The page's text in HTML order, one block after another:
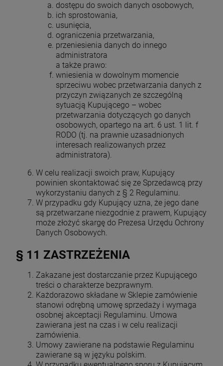
dostępu do swoich danych osobowych,
ich sprostowania,
usunięcia,
ograniczenia przetwarzania,
przeniesienia danych do innego
administratora
a także prawo:
wniesienia w dowolnym momencie
sprzeciwu wobec przetwarzania danych z
przyczyn związanych ze szczególną
sytuacją Kupującego – wobec
przetwarzania dotyczących go danych
osobowych, opartego na art. 6 ust. 1 lit. f
RODO (tj. na prawnie uzasadnionych
interesach realizowanych przez
administratora).
W celu realizacji swoich praw, Kupujący
powinien skontaktować się ze Sprzedawcą przy
wykorzystaniu danych z § 2 Regulaminu.
W przypadku gdy Kupujący uzna, że jego dane
są przetwarzane niezgodnie z prawem, Kupujący
może złożyć skargę do Prezesa Urzędu Ochrony
Danych Osobowych.
§ 11 ZASTRZEŻENIA
Zakazane jest dostarczanie przez Kupującego
treści o charakterze bezprawnym.
Każdorazowo składane w Sklepie zamówienie
stanowi odrębną umowę sprzedaży i wymaga
osobnej akceptacji Regulaminu. Umowa
zawierana jest na czas i w celu realizacji
zamówienia.
Umowy zawierane na podstawie Regulaminu
zawierane są w języku polskim.